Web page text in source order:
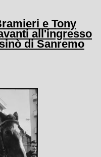
e Tony
all'ingresso
di Sanremo